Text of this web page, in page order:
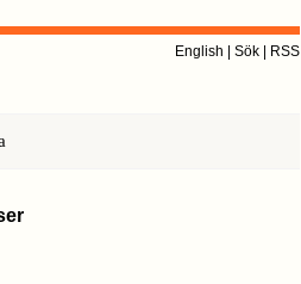
English Sök RSS